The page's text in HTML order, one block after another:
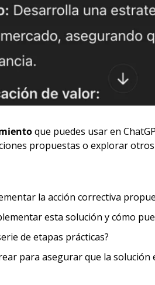
que puedes usar en
propuestas o explorar
la acción correctiva
esta solución y cómo
de etapas prácticas?
para asegurar que la solución